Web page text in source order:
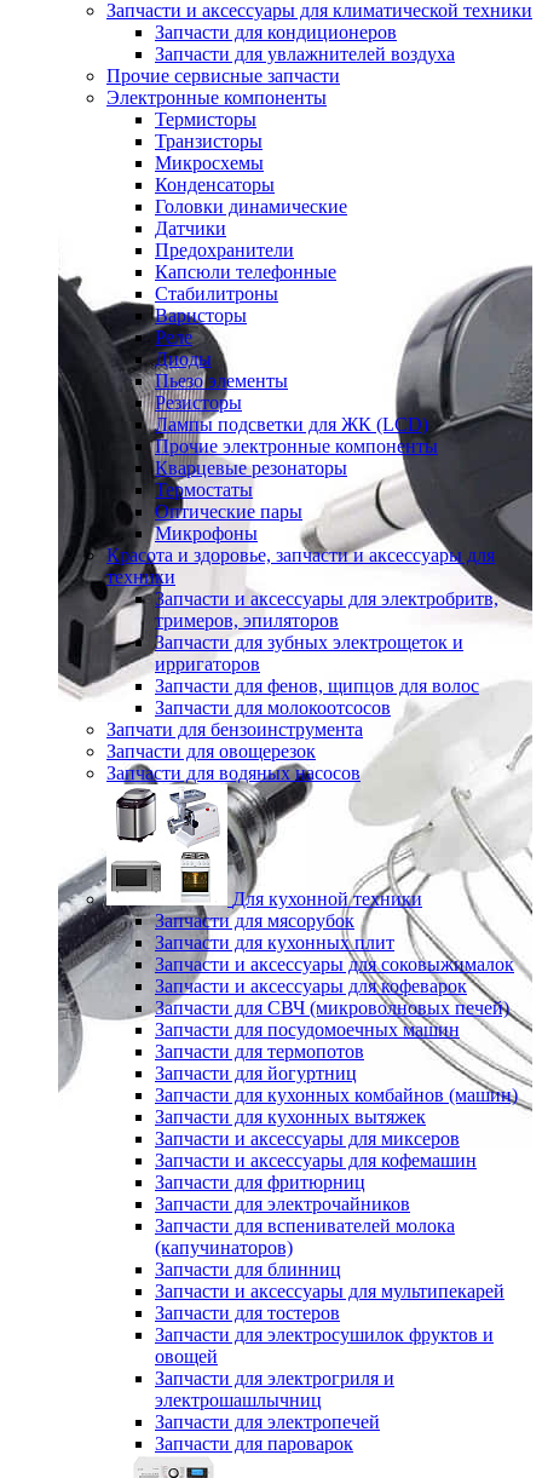
Запчасти и аксессуары для климатической техники
Запчасти для кондиционеров
Запчасти для увлажнителей воздуха
Прочие сервисные запчасти
Электронные компоненты
Термисторы
Транзисторы
Микросхемы
Конденсаторы
Головки динамические
Датчики
Предохранители
Капсюли телефонные
Стабилитроны
Варисторы
Реле
Диоды
Пьезо элементы
Резисторы
Лампы подсветки для ЖК (LCD)
Прочие электронные компоненты
Кварцевые резонаторы
Термостаты
Оптические пары
Микрофоны
Красота и здоровье, запчасти и аксессуары для
техники
Запчасти и аксессуары для электробритв,
тримеров, эпиляторов
Запчасти для зубных электрощеток и
ирригаторов
Запчасти для фенов, щипцов для волос
Запчасти для молокоотсосов
Запчати для бензоинструмента
Запчасти для овощерезок
Запчасти для водяных насосов
Для кухонной техники
Запчасти для мясорубок
Запчасти для кухонных плит
Запчасти и аксессуары для соковыжималок
Запчасти и аксессуары для кофеварок
Запчасти для СВЧ (микроволновых печей)
Запчасти для посудомоечных машин
Запчасти для термопотов
Запчасти для йогуртниц
Запчасти для кухонных комбайнов (машин)
Запчасти для кухонных вытяжек
Запчасти и аксессуары для миксеров
Запчасти и аксессуары для кофемашин
Запчасти для фритюрниц
Запчасти для электрочайников
Запчасти для вспенивателей молока
(капучинаторов)
Запчасти для блинниц
Запчасти и аксессуары для мультипекарей
Запчасти для тостеров
Запчасти для электросушилок фруктов и
овощей
Запчасти для электрогриля и
электрошашлычниц
Запчасти для электропечей
Запчасти для пароварок